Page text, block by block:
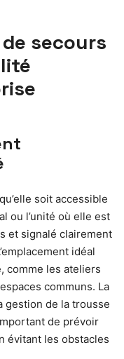
secours
soit accessible
ou l’unité où elle est
et signalé clairement
idéal
comme les ateliers
communs. La
gestion de la trousse
de prévoir
évitant les obstacles